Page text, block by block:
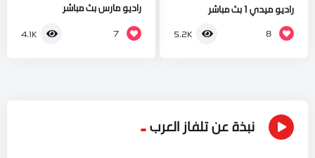
راديو ميدي 1 بث مباشر
8
5.2K
راديو مارس بث مباشر
7
4.1K
نبذة عن تلفاز العرب